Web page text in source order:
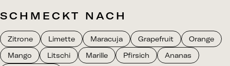
SCHMECKT NACH
Zitrone Limette Maracuja Grapefruit
Orange
Mango
Litschi Marille Pfirsich
Ananas